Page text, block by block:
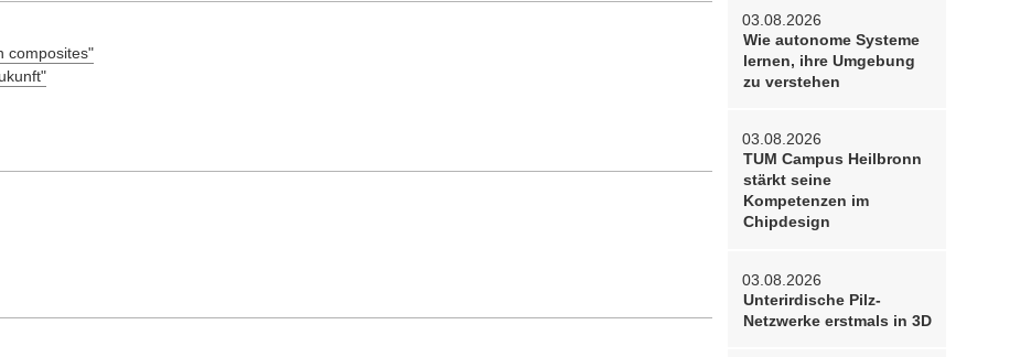
composites"
03.08.2026
Wie autonome Systeme
lernen, ihre Umgebung
zu verstehen
03.08.2026
TUM Campus Heilbronn
stärkt seine
Kompetenzen im
Chipdesign
03.08.2026
Unterirdische Pilz-
Netzwerke erstmals in 3D